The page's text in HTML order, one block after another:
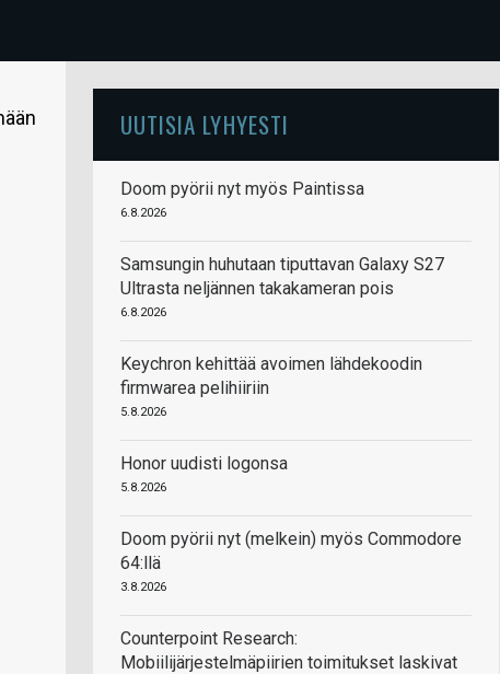
UUTISIA LYHYESTI
Doom pyörii nyt myös Paintissa
6.8.2026
Samsungin huhutaan tiputtavan Galaxy S27
Ultrasta neljännen takakameran pois
6.8.2026
Keychron kehittää avoimen lähdekoodin
firmwarea pelihiiriin
5.8.2026
Honor uudisti logonsa
5.8.2026
Doom pyörii nyt (melkein) myös Commodore
64:llä
3.8.2026
Counterpoint Research:
Mobiilijärjestelmäpiirien toimitukset laskivat